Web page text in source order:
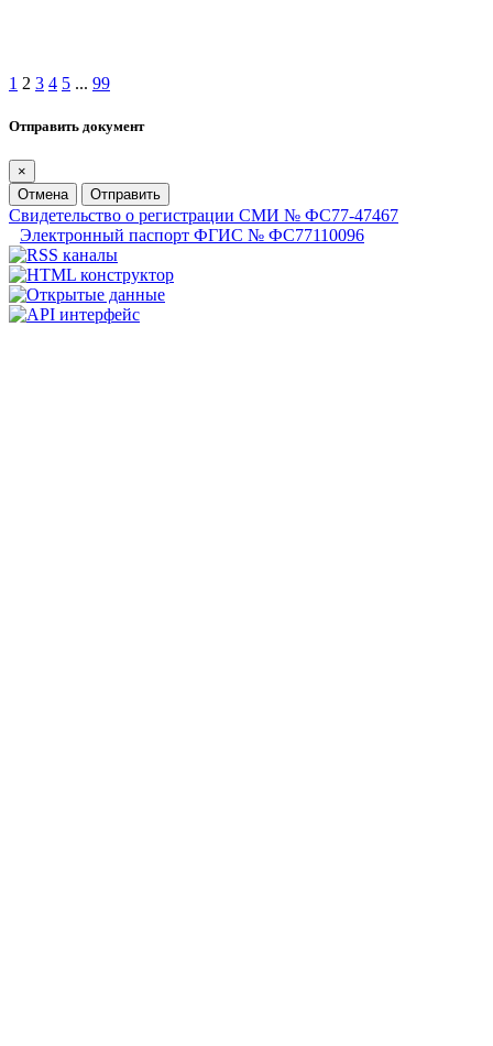
1 2 3 4 5 ... 99
Отправить документ
×
Отмена
Отправить
Свидетельство о регистрации СМИ № ФС77-47467
Электронный паспорт ФГИС № ФС77110096